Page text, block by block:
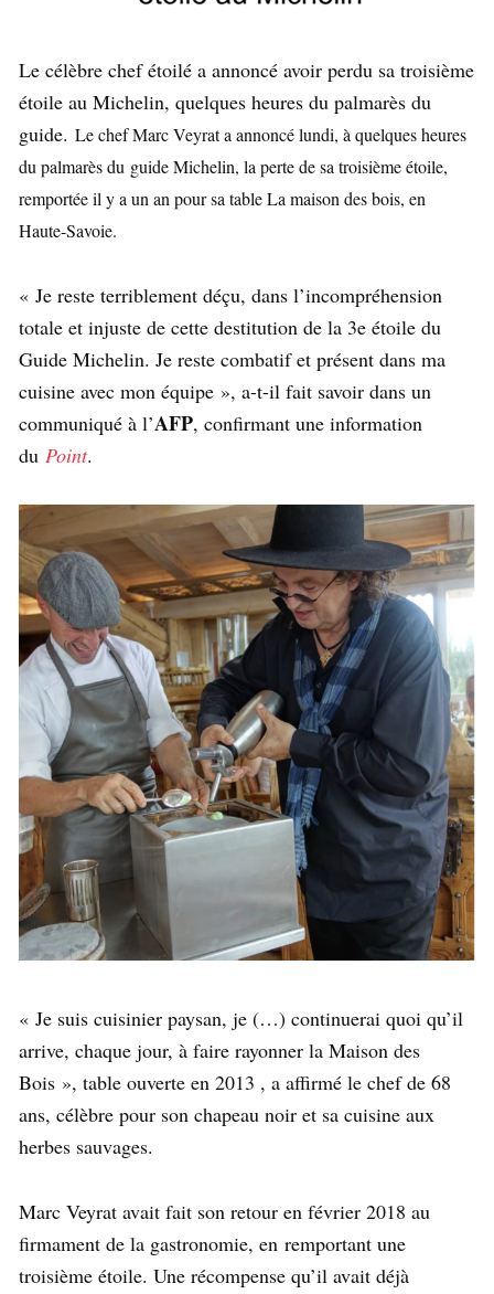
Le célèbre chef étoilé a annoncé avoir perdu sa troisième
étoile au Michelin, quelques heures du palmarès du
guide. Le chef Marc Veyrat a annoncé lundi, à quelques heures
du palmarès du guide Michelin, la perte de sa troisième étoile,
remportée il y a un an pour sa table La maison des bois, en
Haute-Savoie.
« Je reste terriblement déçu, dans l’incompréhension
totale et injuste de cette destitution de la 3e étoile du
Guide Michelin. Je reste combatif et présent dans ma
cuisine avec mon équipe », a-t-il fait savoir dans un
communiqué à l’AFP, confirmant une information
du Point.
« Je suis cuisinier paysan, je (…) continuerai quoi qu’il
arrive, chaque jour, à faire rayonner la Maison des
Bois », table ouverte en 2013 , a affirmé le chef de 68
ans, célèbre pour son chapeau noir et sa cuisine aux
herbes sauvages.
Marc Veyrat avait fait son retour en février 2018 au
firmament de la gastronomie, en remportant une
troisième étoile. Une récompense qu’il avait déjà